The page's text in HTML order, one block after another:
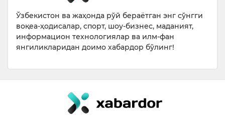
Ўзбекистон ва жаҳонда рўй бераётган энг сўнгги
воқеа-ҳодисалар, спорт, шоу-бизнес, маданият,
информацион технологиялар ва илм-фан
янгиликларидан доимо хабардор бўлинг!